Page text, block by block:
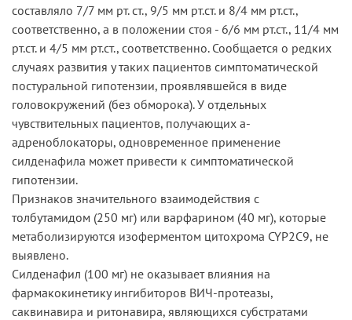
составляло 7/7 мм рт. ст., 9/5 мм рт.ст. и 8/4 мм рт.ст.,
соответственно, а в положении стоя - 6/6 мм рт.ст., 11/4 мм
рт.ст. и 4/5 мм рт.ст., соответственно. Сообщается о редких
случаях развития у таких пациентов симптоматической
постуральной гипотензии, проявлявшейся в виде
головокружений (без обморока). У отдельных
чувствительных пациентов, получающих а-
адреноблокаторы, одновременное применение
силденафила может привести к симптоматической
гипотензии.
Признаков значительного взаимодействия с
толбутамидом (250 мг) или варфарином (40 мг), которые
метаболизируются изоферментом цитохрома CYP2C9, не
выявлено.
Силденафил (100 мг) не оказывает влияния на
фармакокинетику ингибиторов ВИЧ-протеазы,
саквинавира и ритонавира, являющихся субстратами